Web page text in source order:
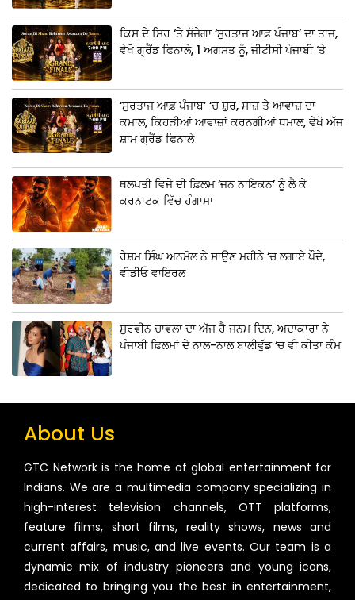
ਕਿਸ ਦੇ ਸਿਰ ‘ਤੇ ਸੱਜੇਗਾ ‘ਸੁਰਤਾਜ ਆਫ਼ ਪੰਜਾਬ’ ਦਾ ਤਾਜ,
ਵੇਖੋ ਗ੍ਰੈਂਡ ਫਿਨਾਲੇ, 1 ਅਗਸਤ ਨੂੰ, ਜੀਟੀਸੀ ਪੰਜਾਬੀ ‘ਤੇ
‘ਸੁਰਤਾਜ ਆਫ਼ ਪੰਜਾਬ’ ‘ਚ ਸ਼ੁਰ, ਸਾਜ਼ ਤੇ ਆਵਾਜ਼ ਦਾ
ਕਮਾਲ, ਕਿਹੜੀਆਂ ਆਵਾਜ਼ਾਂ ਕਰਨਗੀਆਂ ਧਮਾਲ, ਵੇਖੋ ਅੱਜ
ਸ਼ਾਮ ਗ੍ਰੈਂਡ ਫਿਨਾਲੇ
ਥਲਪਤੀ ਵਿਜੇ ਦੀ ਫ਼ਿਲਮ ‘ਜਨ ਨਾਇਕਨ’ ਨੂੰ ਲੈ ਕੇ
ਕਰਨਾਟਕ ਵਿੱਚ ਹੰਗਾਮਾ
ਰੇਸ਼ਮ ਸਿੰਘ ਅਨਮੋਲ ਨੇ ਸਾਉਣ ਮਹੀਨੇ ‘ਚ ਲਗਾਏ ਪੌਦੇ,
ਵੀਡੀਓ ਵਾਇਰਲ
ਸੁਰਵੀਨ ਚਾਵਲਾ ਦਾ ਅੱਜ ਹੈ ਜਨਮ ਦਿਨ, ਅਦਾਕਾਰਾ ਨੇ
ਪੰਜਾਬੀ ਫ਼ਿਲਮਾਂ ਦੇ ਨਾਲ-ਨਾਲ ਬਾਲੀਵੁੱਡ ‘ਚ ਵੀ ਕੀਤਾ ਕੰਮ
About Us
GTC Network is the home of global entertainment for
Indians. We are a multimedia company specializing in
high-interest television channels, OTT platforms,
feature films, short films, reality shows, news and
current affairs, music, and live events. Our team is a
dynamic mix of industry pioneers and young icons,
dedicated to bringing you the best in entertainment,